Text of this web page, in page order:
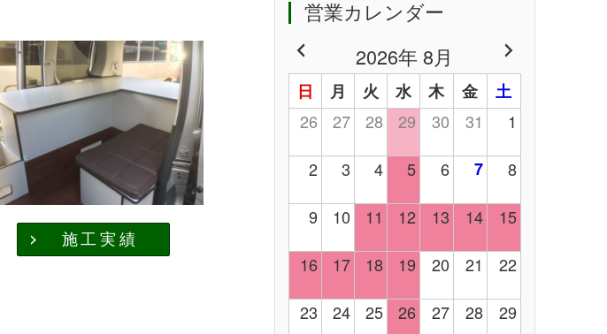
施工実績
営業カレンダー
2026年 8月
日 月 火 水 木 金
土
26
27 28 29 30 31 1
2 3 4 5 6 7 8
9 10 11 12 13 14 15
16 17 18 19 20 21 22
23 24 25 26 27 28 29